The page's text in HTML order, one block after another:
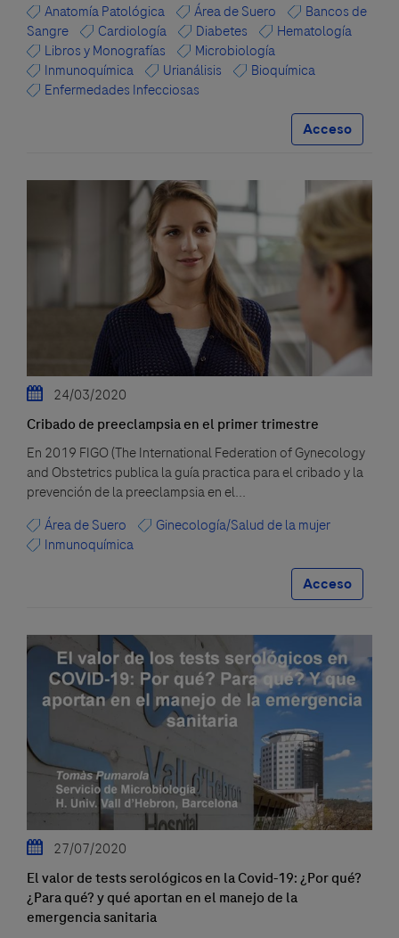
Anatomía Patológica
Área de Suero
Bancos de
Sangre
Cardiología Diabetes
Hematología
Libros y Monografías
Microbiología
Inmunoquímica
Urianálisis
Bioquímica
Enfermedades Infecciosas
Acceso
24/03/2020
Cribado de preeclampsia en el primer trimestre
En 2019 FIGO (The International Federation of Gynecology
and Obstetrics publica la guía practica para el cribado y la
prevención de la preeclampsia en el...
Área de Suero
Ginecología/Salud de la mujer
Inmunoquímica
Acceso
27/07/2020
El valor de tests serológicos en la Covid-19: ¿Por qué?
¿Para qué? y qué aportan en el manejo de la
emergencia sanitaria